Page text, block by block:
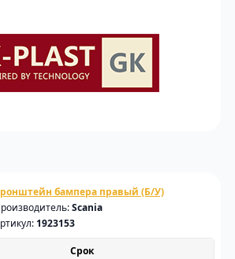
бампера правый (Б/У)
Scania
1923153
Срок